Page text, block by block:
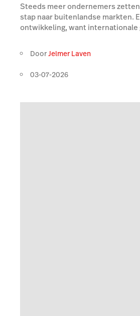
Steeds meer ondernemers
stap naar buitenlandse markten.
ontwikkeling, want internationale
DoorJelmer Laven
03-07-2026